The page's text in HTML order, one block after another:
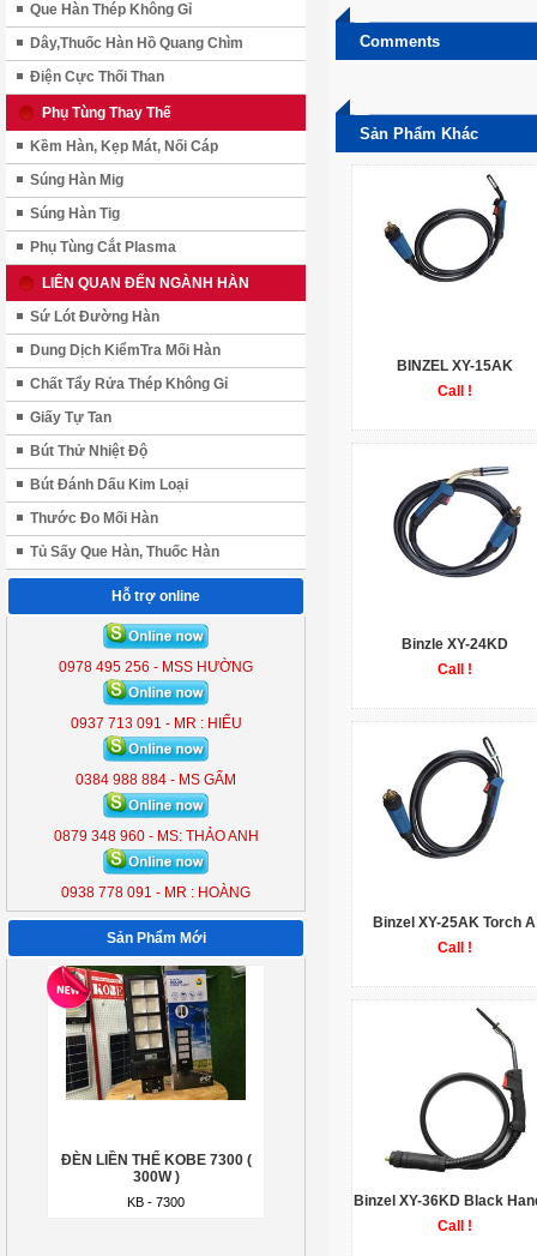
Que Hàn Thép Không Gỉ
Dây,Thuốc Hàn Hồ Quang Chìm
Điện Cực Thối Than
Phụ Tùng Thay Thế
Kềm Hàn, Kẹp Mát, Nối Cáp
Súng Hàn Mig
Súng Hàn Tig
Phụ Tùng Cắt Plasma
LIÊN QUAN ĐẾN NGÀNH HÀN
Sứ Lót Đường Hàn
Dung Dịch KiểmTra Mối Hàn
Chất Tẩy Rửa Thép Không Gỉ
Giấy Tự Tan
Bút Thử Nhiệt Độ
Bút Đánh Dấu Kim Loại
Thước Đo Mối Hàn
Tủ Sấy Que Hàn, Thuốc Hàn
Hỗ trợ online
0978 495 256 - MSS HƯỜNG
0937 713 091 - MR : HIẾU
0384 988 884 - MS GẤM
0879 348 960 - MS: THẢO ANH
0938 778 091 - MR : HOÀNG
Sản Phẩm Mới
ĐÈN LIỀN THỂ KOBE 7300 (
300W )
KB - 7300
ĐÈN LIỀN THỂ KOBE 7300 (
300W )
KB - 7300
KB - 7300
Comments
Sản Phẩm Khác
BINZEL XY-15AK
Call !
Binzle XY-24KD
Call !
Binzel XY-25AK Torch A
Call !
Binzel XY-36KD Black
Call !